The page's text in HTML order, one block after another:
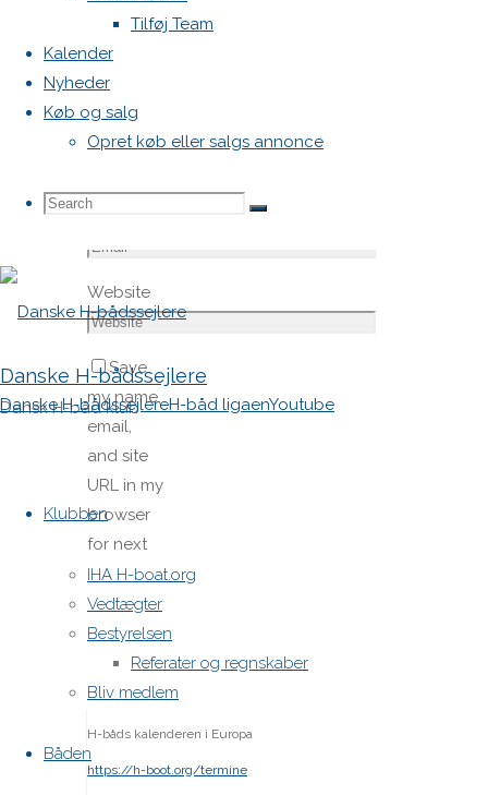
Tilføj Team
Kalender
Nyheder
Køb og salg
Opret køb eller salgs annonce
Search
Search
Search
Danske H-bådssejlere
Dansk H-båd klub
Danske H-bådssejlereH-båd ligaenYoutube
Klubben
IHA H-boat.org
Vedtægter
Bestyrelsen
Referater og regnskaber
Bliv medlem
Båden
Name*
Website
Save
my name,
email,
and site
URL in my
browser
for next
time I
post a
comment.
H-båds kalenderen i Europa
https://h-boot.org/termine